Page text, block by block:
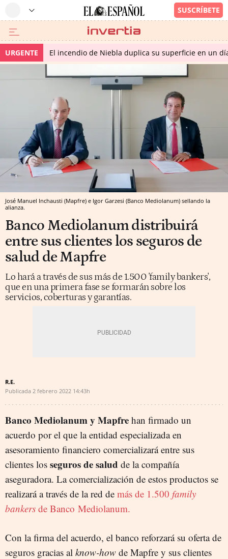
URGENTE El incendio de Niebla duplica su superficie en un
José Manuel Inchausti (Mapfre) e Igor Garzesi (Banco Mediolanum) sellando la
alianza.
Banco Mediolanum distribuirá
entre sus clientes los seguros de
salud de Mapfre
Lo hará a través de sus más de 1.500 'family bankers',
que en una primera fase se formarán sobre los
servicios, coberturas y garantías.
R.E.
Publicada 2 febrero 2022 14:43h
Banco Mediolanum y Mapfre han firmado un
acuerdo por el que la entidad especializada en
asesoramiento financiero comercializará entre sus
clientes los seguros de salud de la compañía
aseguradora. La comercialización de estos productos se
realizará a través de la red de más de 1.500 family
bankers de Banco Mediolanum.
Con la firma del acuerdo, el banco reforzará su oferta de
seguros gracias al know-how de Mapfre y sus clientes